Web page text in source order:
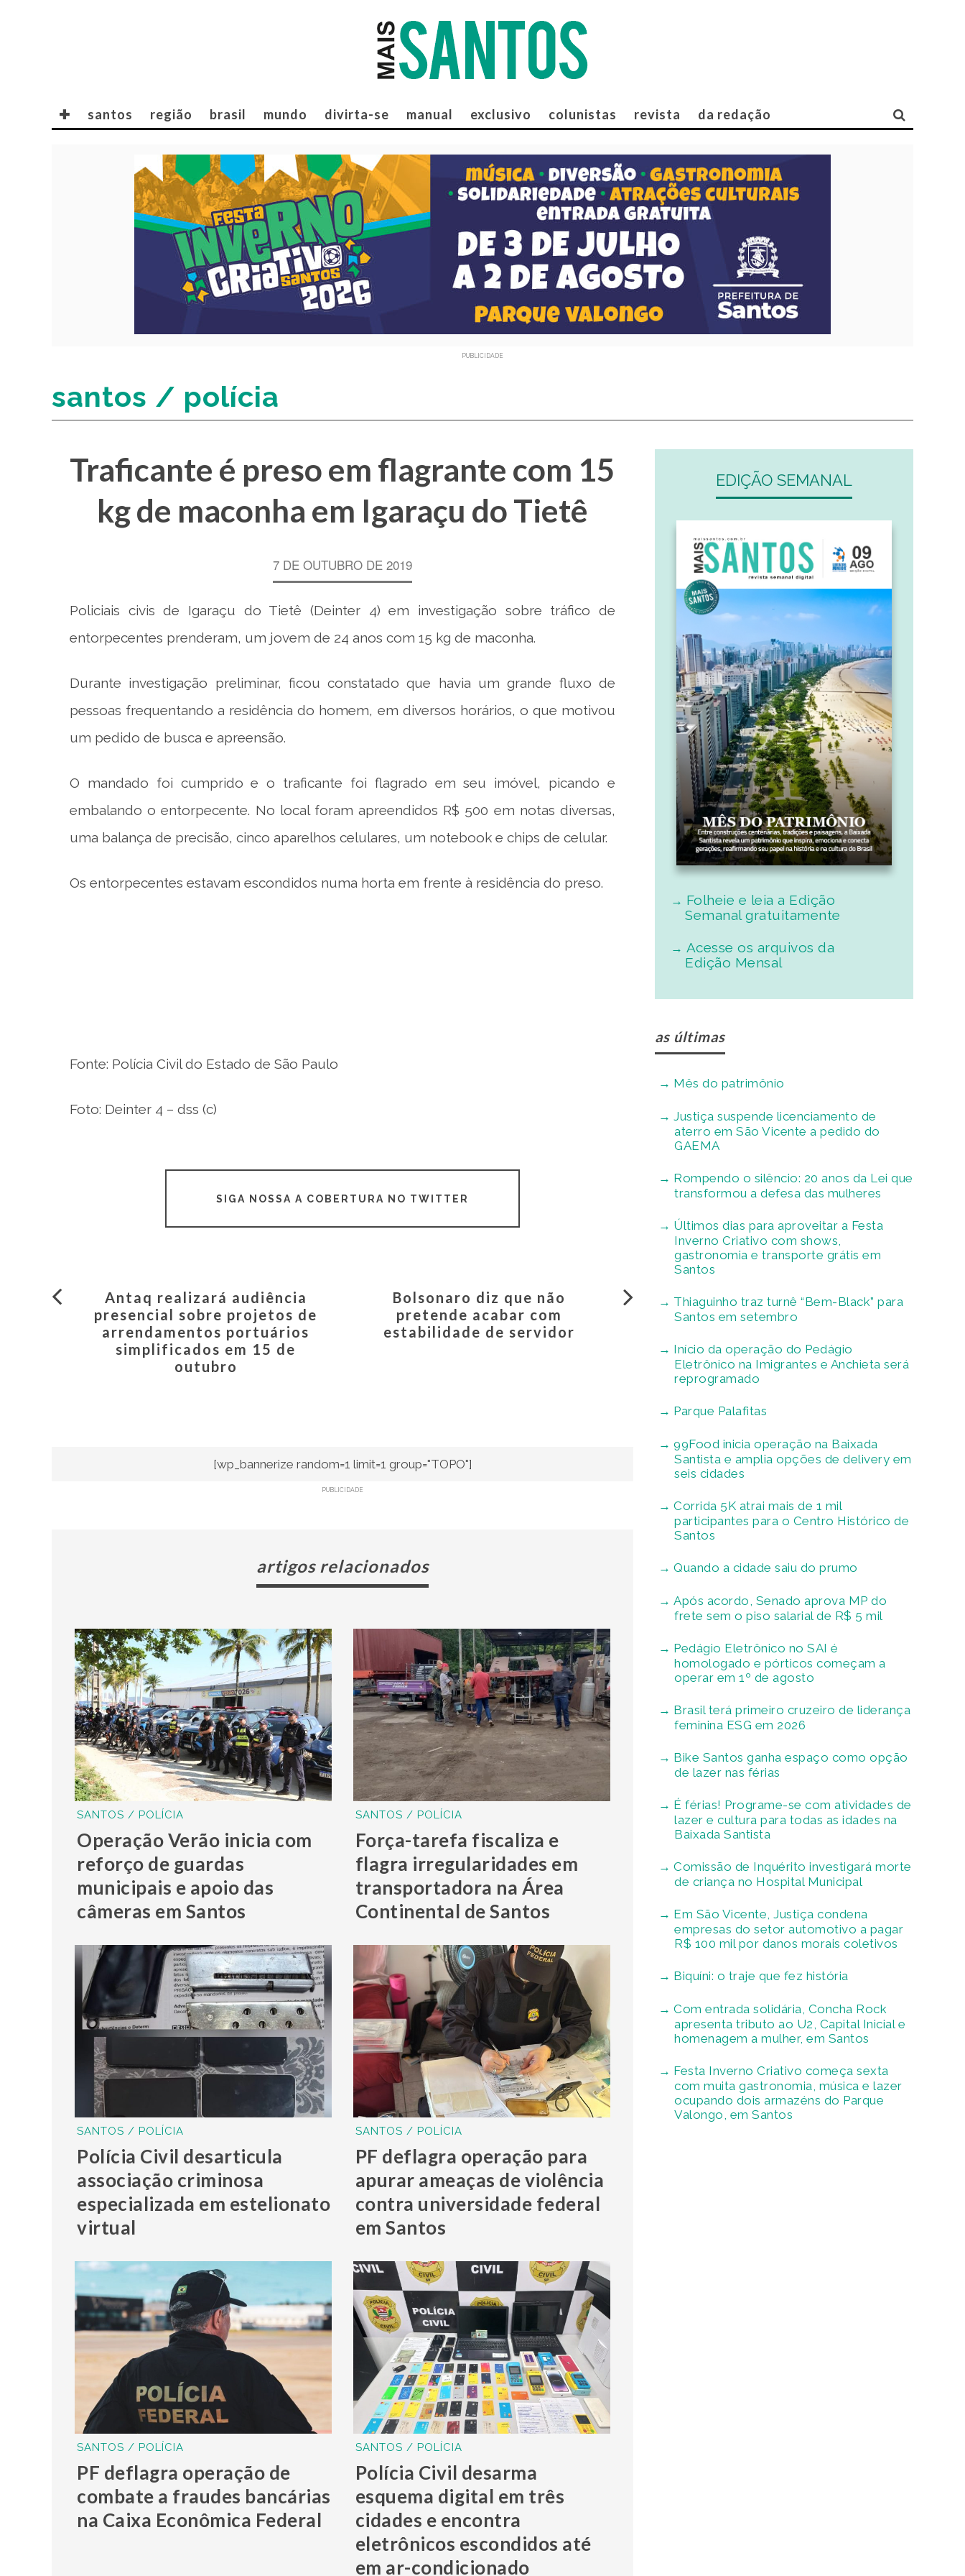
✚ santos região brasil mundo divirta-se manual exclusivo colunistas revista da redação
PUBLICIDADE
santos / polícia
Traficante é preso em flagrante com 15
kg de maconha em Igaraçu do Tietê
7 DE OUTUBRO DE 2019
Policiais civis de Igaraçu do Tietê (Deinter 4) em investigação sobre tráfico de
entorpecentes prenderam, um jovem de 24 anos com 15 kg de maconha.
Durante investigação preliminar, ficou constatado que havia um grande fluxo de
pessoas frequentando a residência do homem, em diversos horários, o que motivou
um pedido de busca e apreensão.
O mandado foi cumprido e o traficante foi flagrado em seu imóvel, picando e
embalando o entorpecente. No local foram apreendidos R$ 500 em notas diversas,
uma balança de precisão, cinco aparelhos celulares, um notebook e chips de celular.
Os entorpecentes estavam escondidos numa horta em frente à residência do preso.
Fonte: Polícia Civil do Estado de São Paulo
Foto: Deinter 4 – dss (c)
SIGA NOSSA A COBERTURA NO TWITTER
Antaq realizará audiência
presencial sobre projetos de
arrendamentos portuários
simplificados em 15 de
outubro
Bolsonaro diz que não
pretende acabar com
estabilidade de servidor
[wp_bannerize random=1 limit=1 group="TOPO"]
PUBLICIDADE
artigos relacionados
SANTOS / POLÍCIA
Operação Verão inicia com
reforço de guardas
municipais e apoio das
câmeras em Santos
SANTOS / POLÍCIA
Força-tarefa fiscaliza e
flagra irregularidades em
transportadora na Área
Continental de Santos
SANTOS / POLÍCIA
Polícia Civil desarticula
associação criminosa
especializada em estelionato
virtual
SANTOS / POLÍCIA
PF deflagra operação para
apurar ameaças de violência
contra universidade federal
em Santos
SANTOS / POLÍCIA
PF deflagra operação de
combate a fraudes bancárias
na Caixa Econômica Federal
SANTOS / POLÍCIA
Polícia Civil desarma
esquema digital em três
cidades e encontra
eletrônicos escondidos até
em ar-condicionado
EDIÇÃO SEMANAL
Folheie e leia a Edição
Semanal gratuitamente
Acesse os arquivos da
Edição Mensal
as últimas
Mês do patrimônio
Justiça suspende licenciamento de
aterro em São Vicente a pedido do
GAEMA
Rompendo o silêncio: 20 anos da Lei que
transformou a defesa das mulheres
Últimos dias para aproveitar a Festa
Inverno Criativo com shows,
gastronomia e transporte grátis em
Santos
Thiaguinho traz turnê “Bem-Black” para
Santos em setembro
Início da operação do Pedágio
Eletrônico na Imigrantes e Anchieta será
reprogramado
Parque Palafitas
99Food inicia operação na Baixada
Santista e amplia opções de delivery em
seis cidades
Corrida 5K atrai mais de 1 mil
participantes para o Centro Histórico de
Santos
Quando a cidade saiu do prumo
Após acordo, Senado aprova MP do
frete sem o piso salarial de R$ 5 mil
Pedágio Eletrônico no SAI é
homologado e pórticos começam a
operar em 1º de agosto
Brasil terá primeiro cruzeiro de liderança
feminina ESG em 2026
Bike Santos ganha espaço como opção
de lazer nas férias
É férias! Programe-se com atividades de
lazer e cultura para todas as idades na
Baixada Santista
Comissão de Inquérito investigará morte
de criança no Hospital Municipal
Em São Vicente, Justiça condena
empresas do setor automotivo a pagar
R$ 100 mil por danos morais coletivos
Biquíni: o traje que fez história
Com entrada solidária, Concha Rock
apresenta tributo ao U2, Capital Inicial e
homenagem a mulher, em Santos
Festa Inverno Criativo começa sexta
com muita gastronomia, música e lazer
ocupando dois armazéns do Parque
Valongo, em Santos